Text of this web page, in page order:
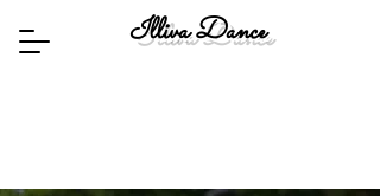
Illiva Dance